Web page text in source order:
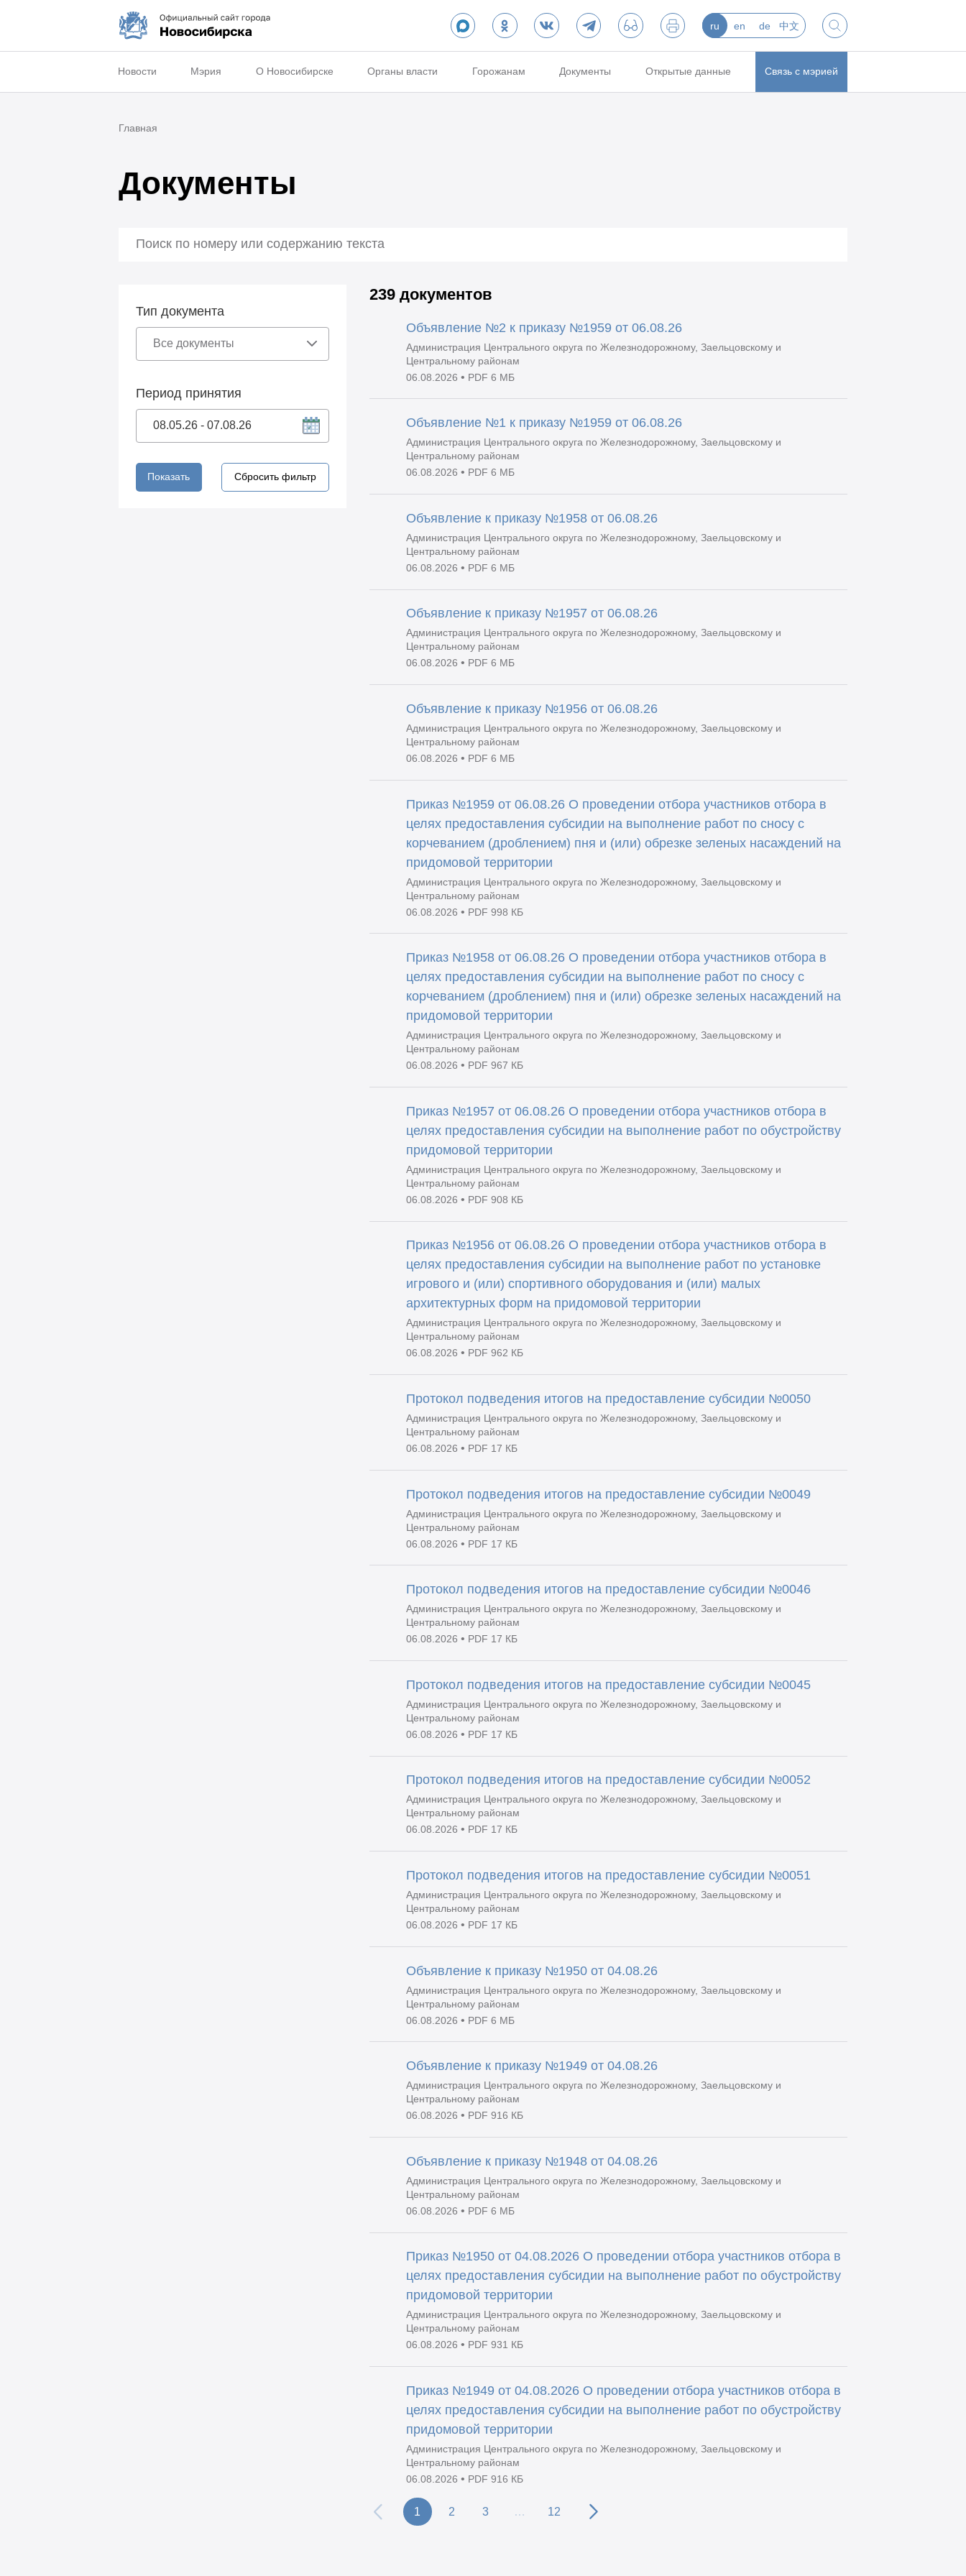
ru en de 中文
Новости Мэрия О Новосибирске Органы власти Горожанам Документы Открытые данные Связь с мэрией
Главная
Документы
Тип документа
Период принятия
Показать Сбросить фильтр
239 документов
Объявление №2 к приказу №1959 от 06.08.26
Администрация Центрального округа по Железнодорожному, Заельцовскому и
Центральному районам
06.08.2026 • PDF 6 МБ
Объявление №1 к приказу №1959 от 06.08.26
Администрация Центрального округа по Железнодорожному, Заельцовскому и
Центральному районам
06.08.2026 • PDF 6 МБ
Объявление к приказу №1958 от 06.08.26
Администрация Центрального округа по Железнодорожному, Заельцовскому и
Центральному районам
06.08.2026 • PDF 6 МБ
Объявление к приказу №1957 от 06.08.26
Администрация Центрального округа по Железнодорожному, Заельцовскому и
Центральному районам
06.08.2026 • PDF 6 МБ
Объявление к приказу №1956 от 06.08.26
Администрация Центрального округа по Железнодорожному, Заельцовскому и
Центральному районам
06.08.2026 • PDF 6 МБ
Приказ №1959 от 06.08.26 О проведении отбора участников отбора в
целях предоставления субсидии на выполнение работ по сносу с
корчеванием (дроблением) пня и (или) обрезке зеленых насаждений на
придомовой территории
Администрация Центрального округа по Железнодорожному, Заельцовскому и
Центральному районам
06.08.2026 • PDF 998 КБ
Приказ №1958 от 06.08.26 О проведении отбора участников отбора в
целях предоставления субсидии на выполнение работ по сносу с
корчеванием (дроблением) пня и (или) обрезке зеленых насаждений на
придомовой территории
Администрация Центрального округа по Железнодорожному, Заельцовскому и
Центральному районам
06.08.2026 • PDF 967 КБ
Приказ №1957 от 06.08.26 О проведении отбора участников отбора в
целях предоставления субсидии на выполнение работ по обустройству
придомовой территории
Администрация Центрального округа по Железнодорожному, Заельцовскому и
Центральному районам
06.08.2026 • PDF 908 КБ
Приказ №1956 от 06.08.26 О проведении отбора участников отбора в
целях предоставления субсидии на выполнение работ по установке
игрового и (или) спортивного оборудования и (или) малых
архитектурных форм на придомовой территории
Администрация Центрального округа по Железнодорожному, Заельцовскому и
Центральному районам
06.08.2026 • PDF 962 КБ
Протокол подведения итогов на предоставление субсидии №0050
Администрация Центрального округа по Железнодорожному, Заельцовскому и
Центральному районам
06.08.2026 • PDF 17 КБ
Протокол подведения итогов на предоставление субсидии №0049
Администрация Центрального округа по Железнодорожному, Заельцовскому и
Центральному районам
06.08.2026 • PDF 17 КБ
Протокол подведения итогов на предоставление субсидии №0046
Администрация Центрального округа по Железнодорожному, Заельцовскому и
Центральному районам
06.08.2026 • PDF 17 КБ
Протокол подведения итогов на предоставление субсидии №0045
Администрация Центрального округа по Железнодорожному, Заельцовскому и
Центральному районам
06.08.2026 • PDF 17 КБ
Протокол подведения итогов на предоставление субсидии №0052
Администрация Центрального округа по Железнодорожному, Заельцовскому и
Центральному районам
06.08.2026 • PDF 17 КБ
Протокол подведения итогов на предоставление субсидии №0051
Администрация Центрального округа по Железнодорожному, Заельцовскому и
Центральному районам
06.08.2026 • PDF 17 КБ
Объявление к приказу №1950 от 04.08.26
Администрация Центрального округа по Железнодорожному, Заельцовскому и
Центральному районам
06.08.2026 • PDF 6 МБ
Объявление к приказу №1949 от 04.08.26
Администрация Центрального округа по Железнодорожному, Заельцовскому и
Центральному районам
06.08.2026 • PDF 916 КБ
Объявление к приказу №1948 от 04.08.26
Администрация Центрального округа по Железнодорожному, Заельцовскому и
Центральному районам
06.08.2026 • PDF 6 МБ
Приказ №1950 от 04.08.2026 О проведении отбора участников отбора в
целях предоставления субсидии на выполнение работ по обустройству
придомовой территории
Администрация Центрального округа по Железнодорожному, Заельцовскому и
Центральному районам
06.08.2026 • PDF 931 КБ
Приказ №1949 от 04.08.2026 О проведении отбора участников отбора в
целях предоставления субсидии на выполнение работ по обустройству
придомовой территории
Администрация Центрального округа по Железнодорожному, Заельцовскому и
Центральному районам
06.08.2026 • PDF 916 КБ
1 2 3 … 12